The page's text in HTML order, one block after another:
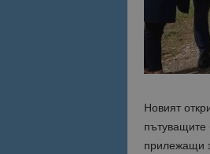
Новият
пътуващите
прилежащи